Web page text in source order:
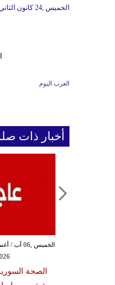
13:30 2013 الخميس ,24 كانون الثاني / يناير
العرب اليوم
أخبار ذات
الصحة